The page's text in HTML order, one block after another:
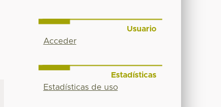
Usuario
Acceder
Estadísticas
Estadísticas de uso